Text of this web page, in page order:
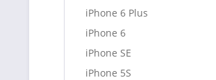
iPhone 6 Plus
iPhone 6
iPhone SE
iPhone 5S